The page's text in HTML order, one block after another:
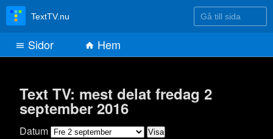
Text TV: mest delat fredag 2
september 2016
Datum
TextTV.nu Gå till sida
Sidor Hem